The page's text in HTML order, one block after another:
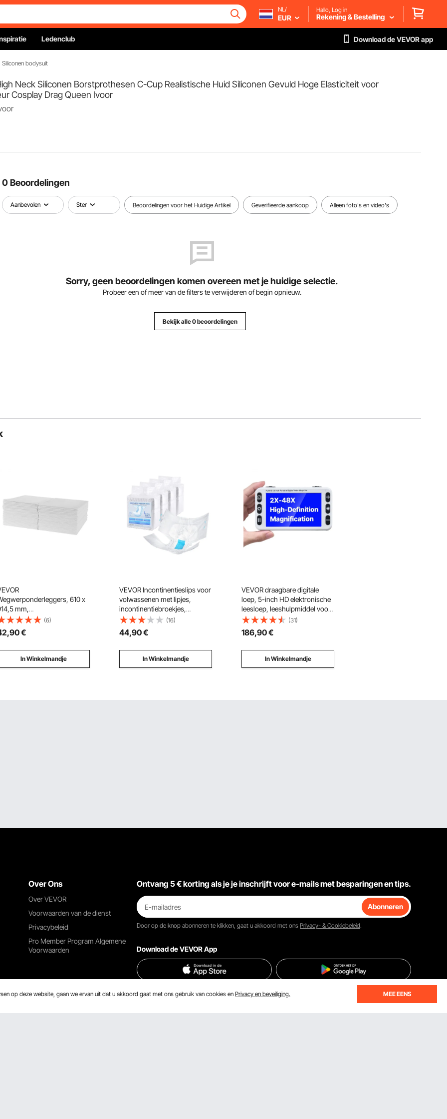
NL/
EUR
Hallo, Log in
Rekening & Bestelling
Ledenclub Download de VEVOR app
Siliconen bodysuit
Neck Siliconen Borstprothesen C-Cup Realistische Huid Siliconen Gevuld Hoge Elasticiteit voor
Cosplay Drag Queen Ivoor
0 Beoordelingen
Aanbevolen Ster Beoordelingen voor het Huidige Artikel Geverifieerde aankoop Alleen foto's en video's
Sorry, geen beoordelingen komen overeen met je huidige selectie.
Probeer een of meer van de filters te verwijderen of begin opnieuw.
Bekijk alle 0 beoordelingen
610 x
mm,
Absorberende Chux-
met 5-laags
en matras, Onderlegger voor
volwassenen,
(6)
,90€
In Winkelmandje
VEVOR Incontinentieslips voor
volwassenen met lipjes,
incontinentiebroekjes,
wegwerpluiers met lekvrije 3D-
bescherming rondom en
vochtindicator - maat L, 40
(16)
44,90€
In Winkelmandje
VEVOR draagbare digitale
loep, 5-inch HD elektronische
leesloep, leeshulpmiddel voor
slechtzienden, 2-48x zoom,
met 13 MP lens voor dichtbij en
veraf, 26 kleuren, AV- en
handgreep
(31)
186,90€
In Winkelmandje
Over Ons
Over VEVOR
Voorwaarden van de dienst
Privacybeleid
Pro Member Program Algemene
Voorwaarden
Ontvang 5 € korting als je je inschrijft voor e-mails met besparingen en tips.
Abonneren
Door op de knop abonneren te klikken, gaat u akkoord met ons Privacy- & Cookiebeleid.
Download de VEVOR App
Vind ons op
op deze website, gaan we ervan uit dat u akkoord gaat met ons gebruik van cookies en Privacy en beveiliging. MEE EENS